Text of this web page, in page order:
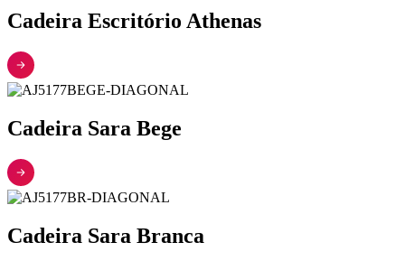
Cadeira Escritório Athenas
Cadeira Sara Bege
Cadeira Sara Branca